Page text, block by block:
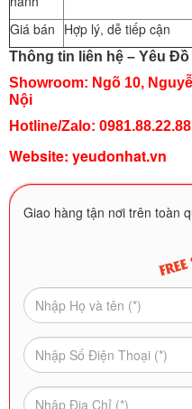
Giá bán Hợp lý, dễ tiếp cận
Thông tin liên hệ – Yêu Đồ
Showroom: Ngõ 10,
Nội
Hotline/Zalo: 0981.88.22.88
Website: yeudonhat.vn
Giao hàng tận nơi trên toàn